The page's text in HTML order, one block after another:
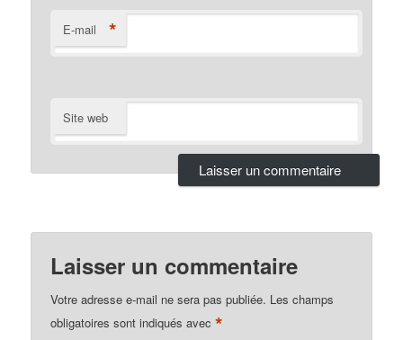
E-mail *
Site web
Laisser un commentaire
Votre adresse e-mail ne sera pas publiée. Les champs
obligatoires sont indiqués avec*